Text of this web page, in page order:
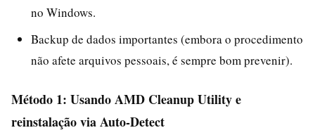
no Windows.
Backup de dados importantes (embora o procedimento
não afete arquivos pessoais, é sempre bom prevenir).
Método 1: Usando AMD Cleanup Utility e
reinstalação via Auto-Detect